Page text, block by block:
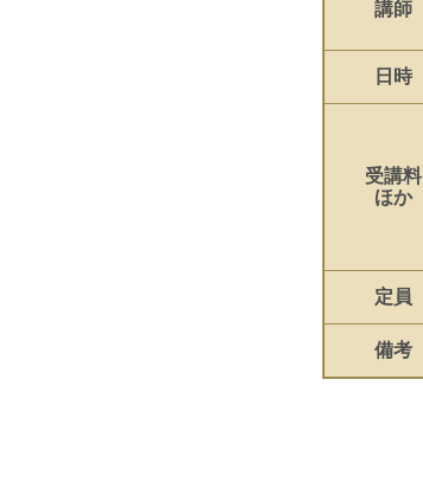
講師
日時
受講料
ほか
定員
備考